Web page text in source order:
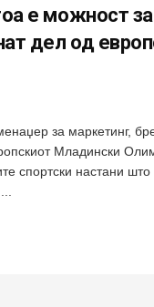
е можност за
дел од
за маркетинг,
Младински
спортски настани што